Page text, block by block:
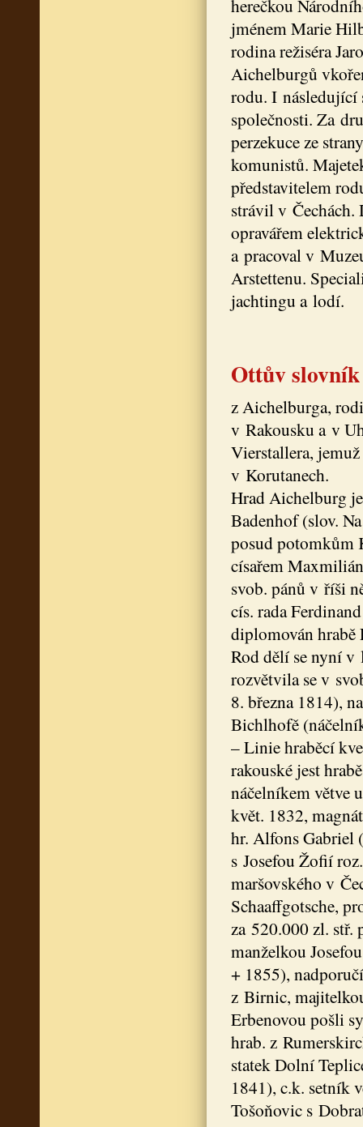
herečkou
jménem Marie
rodina režiséra
Aichelburgů
rodu. I následující
společnosti. Za
perzekuce ze
komunistů.
představitelem
strávil v
opravářem
a pracoval v
Arstettenu.
jachtingu a lodí.
Ottův
z Aichelburga,
v Rakousku a v
Vierstallera,
v Korutanech.
Hrad Aichelburg
Badenhof (slov.
posud potomkům
císařem
svob. pánů v říši
cís. rada
diplomován hrabě
Rod dělí se nyní v
rozvětvila se v
8. března 1814),
Bichlhofě
– Linie hraběcí
rakouské jest
náčelníkem větve
květ. 1832,
hr. Alfons Gabriel
s Josefou Žofií
maršovského v
Schaaffgotsche,
za 520.000 zl. stř.
manželkou
+ 1855),
z Birnic,
Erbenovou pošli
hrab. z
statek Dolní
1841), c.k. setník
Tošoňovic s